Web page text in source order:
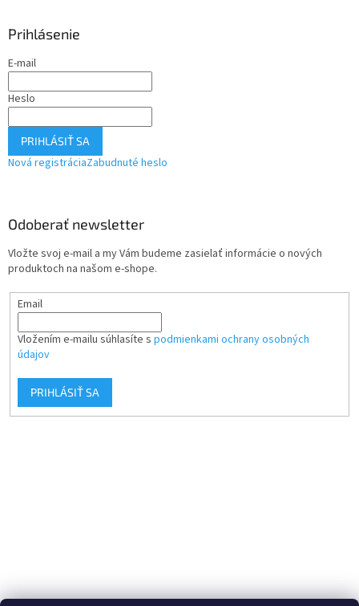
Prihlásenie
E-mail
Heslo
PRIHLÁSIŤ SA
Nová registráciaZabudnuté heslo
Odoberať newsletter
Vložte svoj e-mail a my Vám budeme zasielať informácie o nových
produktoch na našom e-shope.
Email
Vložením e-mailu súhlasíte s podmienkami ochrany osobných
údajov
PRIHLÁSIŤ SA